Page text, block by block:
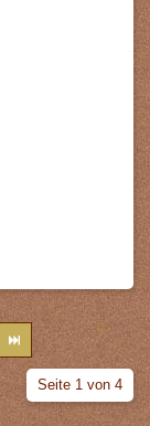
Seite 1 von 4